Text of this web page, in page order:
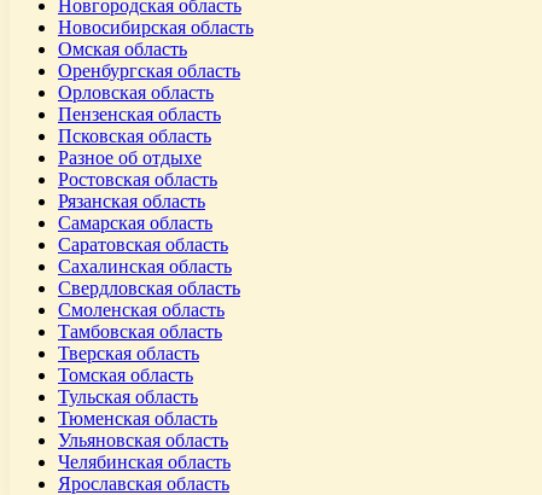
Новгородская область
Новосибирская область
Омская область
Оренбургская область
Орловская область
Пензенская область
Псковская область
Разное об отдыхе
Ростовская область
Рязанская область
Самарская область
Саратовская область
Сахалинская область
Свердловская область
Смоленская область
Тамбовская область
Тверская область
Томская область
Тульская область
Тюменская область
Ульяновская область
Челябинская область
Ярославская область